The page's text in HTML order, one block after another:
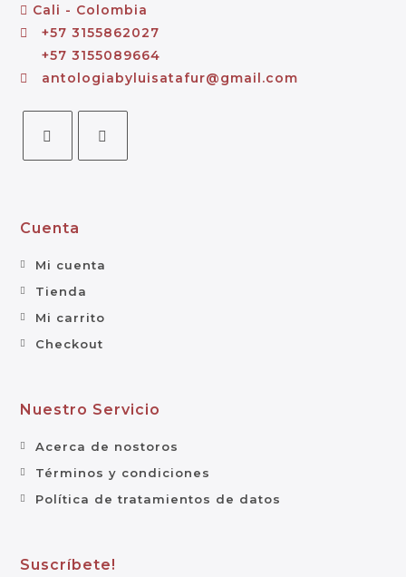
Cali - Colombia
+57 3155862027
+57 3155089664
antologiabyluisatafur@gmail.com
Cuenta
Mi cuenta
Tienda
Mi carrito
Checkout
Nuestro Servicio
Acerca de nostoros
Términos y condiciones
Política de tratamientos de datos
Suscríbete!